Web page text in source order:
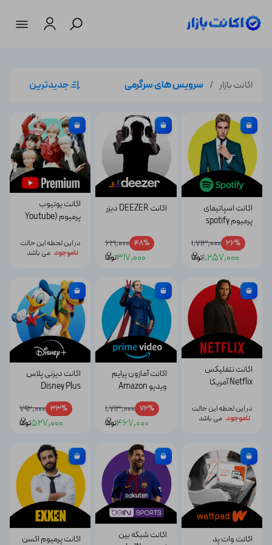
اکانت بازار سرویس های سرگرمی جدیدترین
اکانت اسپاتیفای
پرمیوم spotify
premium
26%
1,713,000
1,257,000توما
ن
اکانت DEEZER دیزر
48%
621,000
317,000توما
ن
اکانت یوتیوب
پرمیوم (Youtube
فوری
در این لحظه این حالت
ناموجود می باشد
اکانت نتفلیکس
Netflix آمریکا
در این لحظه این حالت
ناموجود می باشد
اکانت آمازون پرایم
ویدیو Amazon
Prime Video
72%
1,713,000
467,000توما
ن
اکانت دیزنی پلاس
Disney Plus
33%
792,000
527,000توما
ن
اکانت وات پد
اکانت شبکه بین
اکانت پرمیوم اکسن